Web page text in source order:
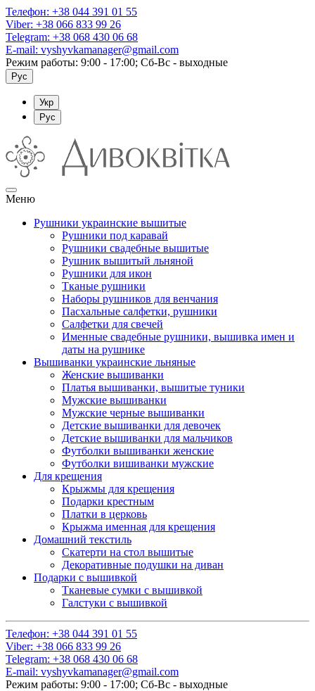
Телефон: +38 044 391 01 55
Viber: +38 066 833 99 26
Telegram: +38 068 430 06 68
E-mail: vyshyvkamanager@gmail.com
Режим работы: 9:00 - 17:00; Сб-Вс - выходные
Рус
Укр
Рус
Меню
Рушники украинские вышитые
Рушники под каравай
Рушники свадебные вышитые
Рушник вышитый льняной
Рушники для икон
Тканые рушники
Наборы рушников для венчания
Пасхальные салфетки, рушники
Салфетки для свечей
Именные свадебные рушники, вышивка имен и
даты на рушнике
Вышиванки украинские льняные
Женские вышиванки
Платья вышиванки, вышитые туники
Мужские вышиванки
Мужские черные вышиванки
Детские вышиванки для девочек
Детские вышиванки для мальчиков
Футболки вышиванки женские
Футболки вишиванки мужские
Для крещения
Крыжмы для крещения
Подарки крестным
Платки в церковь
Крыжма именная для крещения
Домашний текстиль
Скатерти на стол вышитые
Декоративные подушки на диван
Подарки с вышивкой
Тканевые сумки с вышивкой
Галстуки с вышивкой
Телефон: +38 044 391 01 55
Viber: +38 066 833 99 26
Telegram: +38 068 430 06 68
E-mail: vyshyvkamanager@gmail.com
Режим работы: 9:00 - 17:00; Сб-Вс - выходные